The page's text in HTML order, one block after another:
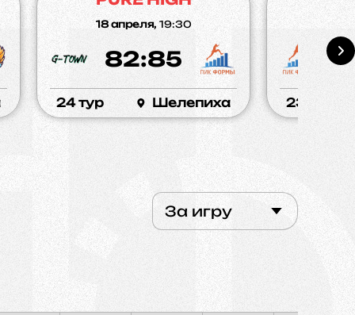
18 апреля, 19:30
82:85
24 тур Шелепиха
12
23 тур
За игру